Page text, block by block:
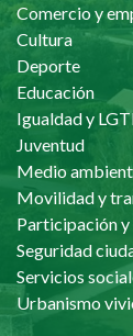
Comercio y
Cultura
Deporte
Educación
Igualdad y
Juventud
Medio
Movilidad y
Participación
Seguridad
Servicios